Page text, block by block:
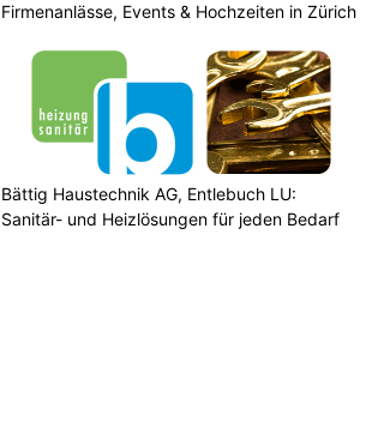
Firmenanlässe, Events & Hochzeiten in Zürich
Bättig Haustechnik AG, Entlebuch LU:
Sanitär- und Heizlösungen für jeden Bedarf